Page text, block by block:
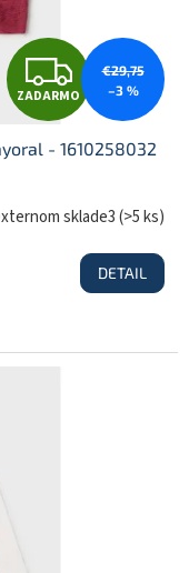
Z
A
D
A
R
ZADARMO
€29,75
–3 %
- 1610258032
sklade3(>5 ks)
DETAIL